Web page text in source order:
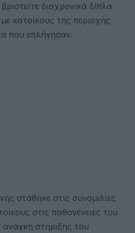
διαχρονικά δίπλα
κατοίκους της περιοχής
που επλήγησαν.
στάθηκε στις συνομιλίες
στις παθογένειες του
στήριξης του